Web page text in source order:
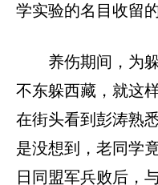
学实验的名目收留
养伤期间，为
不东躲西藏，就这
在街头看到彭涛熟
是没想到，老同学
日同盟军兵败后，